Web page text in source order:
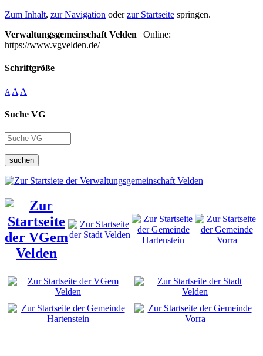
Zum Inhalt, zur Navigation oderzur Startseite springen.
Verwaltungsgemeinschaft Velden | Online:
https://www.vgvelden.de/
Schriftgröße
A A A
Suche VG
suchen